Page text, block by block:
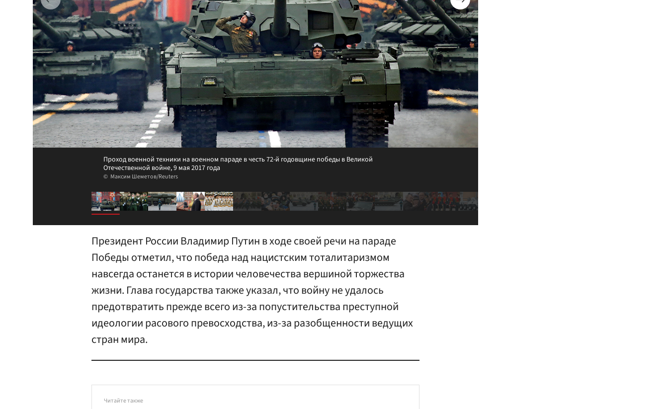
Проход военной техники на военном параде в честь 72-й годовщине победы в Великой
Отечественной войне, 9 мая 2017 года
Максим Шеметов/Reuters
Президент России Владимир Путин в ходе своей речи на параде
Победы отметил, что победа над нацистским тоталитаризмом
навсегда останется в истории человечества вершиной торжества
жизни. Глава государства также указал, что войну не удалось
предотвратить прежде всего из-за попустительства преступной
идеологии расового превосходства, из-за разобщенности ведущих
стран мира.
Читайте также